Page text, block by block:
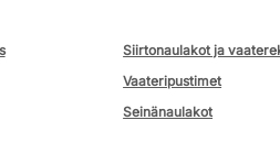
Siirtonaulakot ja
Vaateripustimet
Seinänaulakot